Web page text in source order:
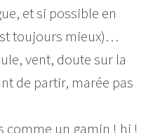
et si possible en
toujours mieux)…
vent, doute sur la
de partir, marée pas
comme un gamin ! hi !